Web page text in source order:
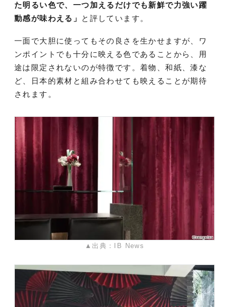
た明るい色で、一つ加えるだけでも新鮮で力強い躍
動感が味わえる」
と評しています。
一面で大胆に使ってもその良さを生かせますが、ワ
ンポイントでも十分に映える色であることから、用
途は限定されないのが特徴です。着物、和紙、漆な
ど、日本的素材と組み合わせても映えることが期待
されます。
▲出典：IB News